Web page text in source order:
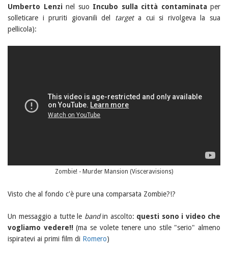
Umberto Lenzinel suo Incubo sulla città contaminataper
solleticare i pruriti giovanili del targeta cui si rivolgeva la sua
pellicola):
Zombie! - Murder Mansion (Visceravisions)
Visto che al fondo c'è pure una comparsata Zombie?!?
Un messaggio a tutte le bandin ascolto: questi sono i video che
vogliamo vedere!!(ma se volete tenere uno stile "serio" almeno
ispiratevi ai primi film di Romero)